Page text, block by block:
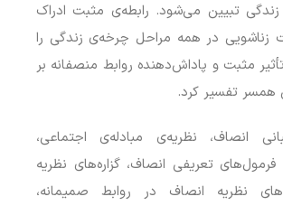
تبیین می‌شود. رابطه‌ی مثبت ادراک
زناشویی در همه مراحل چرخه‌ی زندگی را
مثبت و پاداش‌دهنده روابط منصفانه بر
همسر تفسیر کرد.
انصاف، نظریه‌ی مبادله‌ی اجتماعی،
تعریفی انصاف، گزاره‌های نظریه
نظریه انصاف در روابط صمیمانه،